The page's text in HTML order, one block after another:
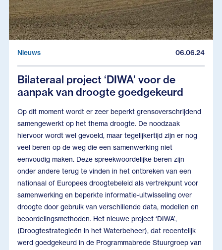
Nieuws 06.06.24
Bilateraal project ‘DIWA’ voor de
aanpak van droogte goedgekeurd
Op dit moment wordt er zeer beperkt grensoverschrijdend
samengewerkt op het thema droogte. De noodzaak
hiervoor wordt wel gevoeld, maar tegelijkertijd zijn er nog
veel beren op de weg die een samenwerking niet
eenvoudig maken. Deze spreekwoordelijke beren zijn
onder andere terug te vinden in het ontbreken van een
nationaal of Europees droogtebeleid als vertrekpunt voor
samenwerking en beperkte informatie-uitwisseling over
droogte door gebruik van verschillende data, modellen en
beoordelingsmethoden. Het nieuwe project ‘DIWA’,
(Droogtestrategieën in het Waterbeheer), dat recentelijk
werd goedgekeurd in de Programmabrede Stuurgroep van